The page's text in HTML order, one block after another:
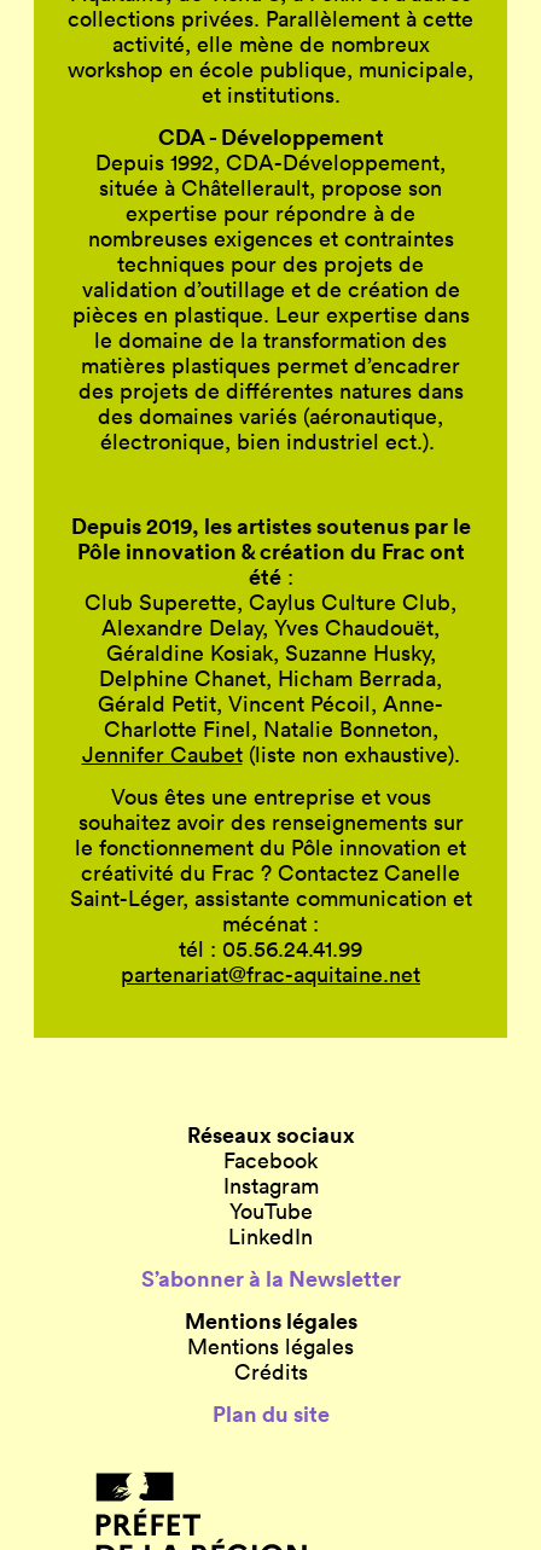
collections privées. Parallèlement à cette
activité, elle mène de nombreux
workshop en école publique, municipale,
et institutions.
CDA - Développement
Depuis 1992, CDA-Développement,
située à Châtellerault, propose son
expertise pour répondre à de
nombreuses exigences et contraintes
techniques pour des projets de
validation d’outillage et de création de
pièces en plastique. Leur expertise dans
le domaine de la transformation des
matières plastiques permet d’encadrer
des projets de différentes natures dans
des domaines variés (aéronautique,
électronique, bien industriel ect.).
Depuis 2019, les artistes soutenus par le
Pôle innovation & création du Fracont
été:
Club Superette, Caylus Culture Club,
Alexandre Delay, Yves Chaudouët,
Géraldine Kosiak, Suzanne Husky,
Delphine Chanet, Hicham Berrada,
Gérald Petit, Vincent Pécoil, Anne-
Charlotte Finel, Natalie Bonneton,
Jennifer Caubet(liste non exhaustive).
Vous êtes une entreprise et vous
souhaitez avoir des renseignements sur
le fonctionnement du Pôle innovation et
créativité du Frac ? Contactez Canelle
Saint-Léger, assistante communication et
mécénat :
tél : 05.56.24.41.99
partenariat@frac-aquitaine.net
Réseaux sociaux
Facebook
Instagram
YouTube
LinkedIn
S’abonner à la Newsletter
Mentions légales
Mentions légales
Crédits
Plan du site